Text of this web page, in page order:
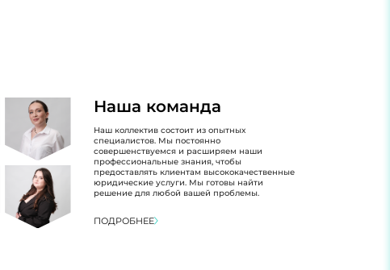
Наша команда
Наш коллектив состоит из опытных
специалистов. Мы постоянно
совершенствуемся и расширяем наши
профессиональные знания, чтобы
предоставлять клиентам высококачественные
юридические услуги. Мы готовы найти
решение для любой вашей проблемы.
ПОДРОБНЕЕ